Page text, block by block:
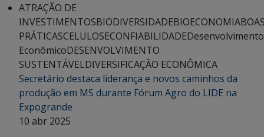
ATRAÇÃO DE
INVESTIMENTOSBIODIVERSIDADEBIOECONOMIA
PRÁTICASCELULOSECONFIABILIDADEDesenvolvimento
EconômicoDESENVOLVIMENTO
SUSTENTÁVELDIVERSIFICAÇÃO ECONÔMICA
Secretário destaca liderança e novos caminhos da
produção em MS durante Fórum Agro do LIDE na
Expogrande
10 abr 2025